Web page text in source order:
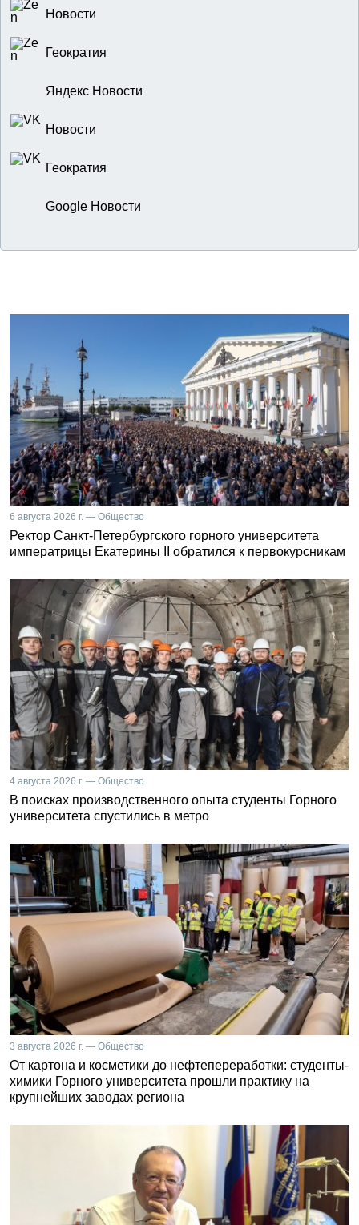
Новости
Геократия
Яндекс Новости
Новости
Геократия
Google Новости
6 августа 2026 г. — Общество
Ректор Санкт-Петербургского горного университета
императрицы Екатерины II обратился к первокурсникам
4 августа 2026 г. — Общество
В поисках производственного опыта студенты Горного
университета спустились в метро
3 августа 2026 г. — Общество
От картона и косметики до нефтепереработки: студенты-
химики Горного университета прошли практику на
крупнейших заводах региона